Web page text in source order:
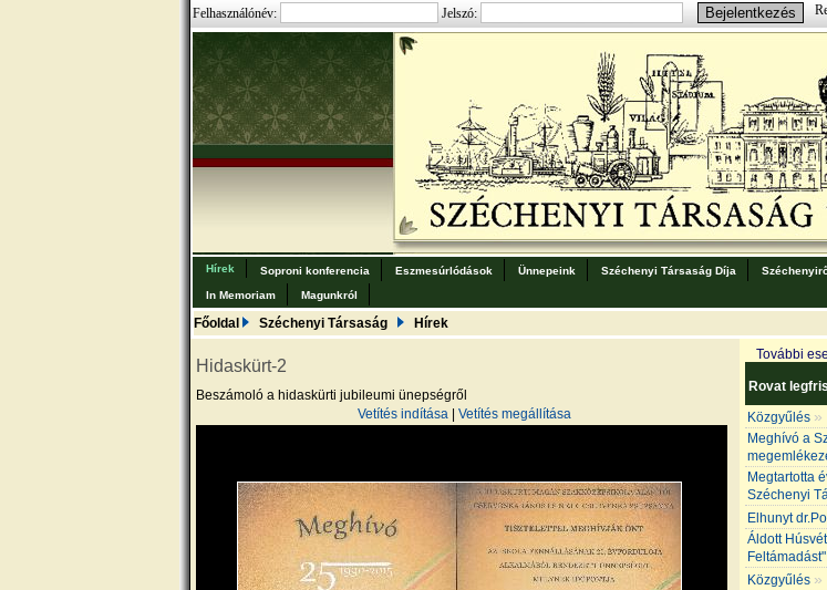
Felhasználónév: Jelszó:
Hírek Soproni konferencia Eszmesúrlódások Ünnepeink Széchenyi Társaság Díja
In Memoriam
Magunkról
Főoldal Széchenyi Társaság Hírek
Hidaskürt-2
Beszámoló a hidaskürti jubileumi ünepségről
Vetítés indítása
Vetítés megállítása
További
Rovat
Közgyűlés »
Meghívó a
Megtartotta
Széchenyi
Elhunyt
Áldott
Közgyűlés »